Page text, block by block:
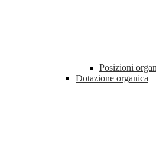
Posizioni
Dotazione organica